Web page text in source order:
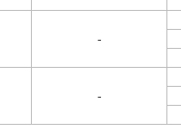
-
-